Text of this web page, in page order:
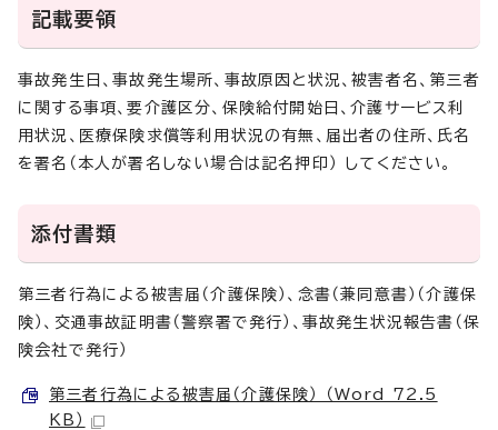
記載要領
事故発生日、事故発生場所、事故原因と状況、被害者名、第三者
に関する事項、要介護区分、保険給付開始日、介護サービス利
用状況、医療保険求償等利用状況の有無、届出者の住所、氏名
を署名（本人が署名しない場合は記名押印） してください。
添付書類
第三者行為による被害届（介護保険）、念書（兼同意書）（介護保
険）、交通事故証明書（警察署で発行）、事故発生状況報告書（保
険会社で発行）
第三者行為による被害届（介護保険） （Word 72.5
KB）